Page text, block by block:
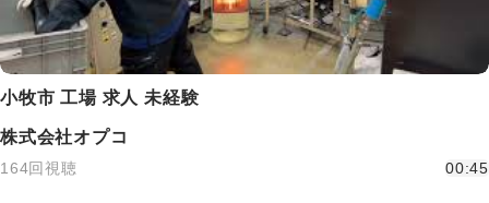
小牧市 工場 求人 未経験
株式会社オプコ
164回視聴 00:45